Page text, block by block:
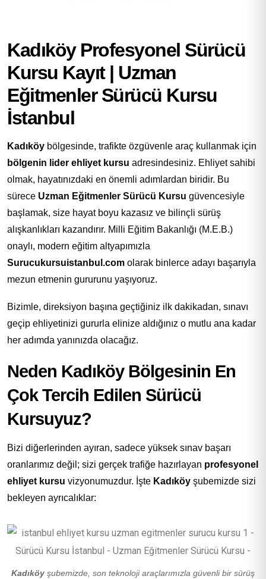
Kadıköy Profesyonel Sürücü
Kursu Kayıt | Uzman
Eğitmenler Sürücü Kursu
İstanbul
Kadıköy bölgesinde, trafikte özgüvenle araç kullanmak için
bölgenin lider ehliyet kursu adresindesiniz. Ehliyet sahibi
olmak, hayatınızdaki en önemli adımlardan biridir. Bu
sürece Uzman Eğitmenler Sürücü Kursu güvencesiyle
başlamak, size hayat boyu kazasız ve bilinçli sürüş
alışkanlıkları kazandırır. Milli Eğitim Bakanlığı (M.E.B.)
onaylı, modern eğitim altyapımızla
Surucukursuistanbul.com olarak binlerce adayı başarıyla
mezun etmenin gururunu yaşıyoruz.
Bizimle, direksiyon başına geçtiğiniz ilk dakikadan, sınavı
geçip ehliyetinizi gururla elinize aldığınız o mutlu ana kadar
her adımda yanınızda olacağız.
Neden Kadıköy Bölgesinin En
Çok Tercih Edilen Sürücü
Kursuyuz?
Bizi diğerlerinden ayıran, sadece yüksek sınav başarı
oranlarımız değil; sizi gerçek trafiğe hazırlayan profesyonel
ehliyet kursu vizyonumuzdur. İşte Kadıköy şubemizde sizi
bekleyen ayrıcalıklar:
Kadıköy şubemizde, son teknoloji araçlarımızla güvenli bir sürüş